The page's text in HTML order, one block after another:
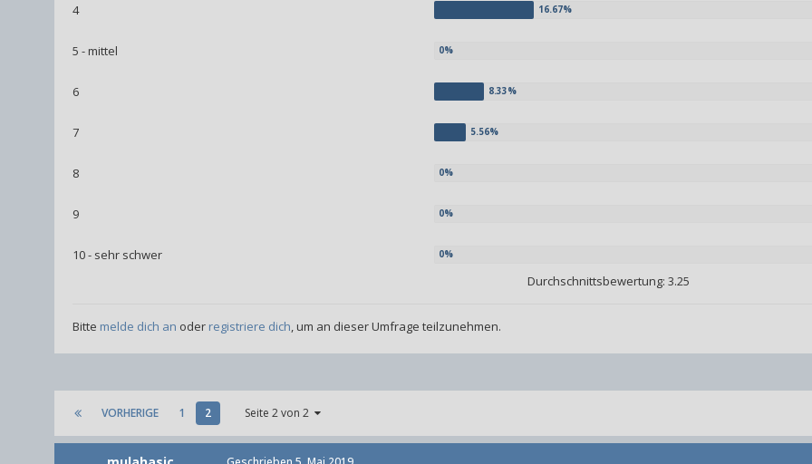
4
5 - mittel
6
7
8
9
10 - sehr schwer
Durchschnittsbewertung: 3.25
Bitte melde dich an oder registriere dich, um an dieser Umfrage teilzunehmen.
VORHERIGE 1 2 Seite 2 von 2